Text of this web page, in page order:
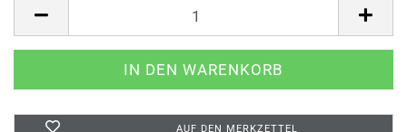
AUF DEN MERKZETTEL